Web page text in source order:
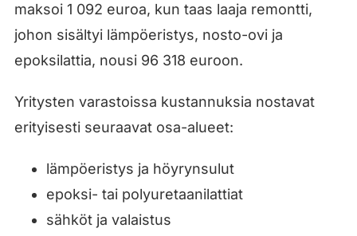
maksoi 1 092 euroa, kun taas laaja remontti,
johon sisältyi lämpöeristys, nosto-ovi ja
epoksilattia, nousi 96 318 euroon.
Yritysten varastoissa kustannuksia nostavat
erityisesti seuraavat osa-alueet:
lämpöeristys ja höyrynsulut
epoksi- tai polyuretaanilattiat
sähköt ja valaistus